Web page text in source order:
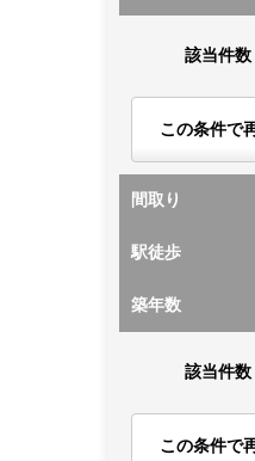
該当件数
この条件で
間取り
駅徒歩
築年数
該当件数
この条件で